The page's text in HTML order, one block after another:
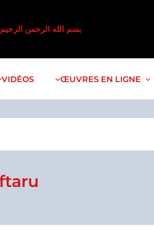
بسم الله الرحمن الرحيم
VIDÉOS ŒUVRES EN LIGNE